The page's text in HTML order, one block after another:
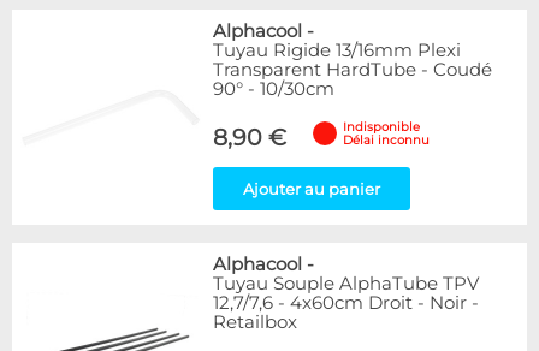
Alphacool -
Tuyau Rigide 13/16mm Plexi
Transparent HardTube - Coudé
90° - 10/30cm
8,90 €
Indisponible
Délai inconnu
Ajouter au panier
Alphacool -
Tuyau Souple AlphaTube TPV
12,7/7,6 - 4x60cm Droit - Noir -
Retailbox